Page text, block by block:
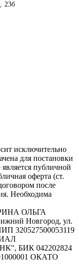
23б
исключительно
для постановки
публичной
оферта (ст.
после
Необходима
ОЛЬГА
Новгород, ул.
320527500053119
БИК 042202824
ОКАТО